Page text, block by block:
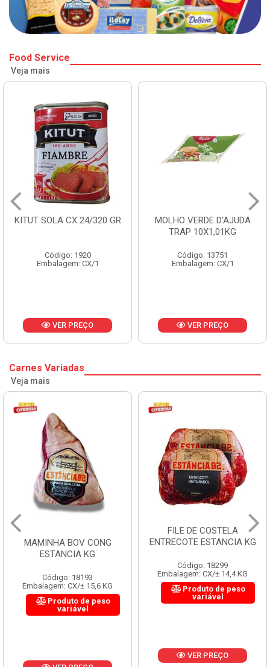
Food Service
Veja mais
320 GR
MOLHO VERDE D'AJUDA
Embalagem: CX/1
VER PREÇO
FRUTAS
VER
Carnes Variadas
Veja mais
MAMINHA BOV CONG
ESTANCIA KG
Código: 18193
Embalagem: CX/± 15,6 KG
Produto de peso
variável
FILE DE COSTELA
ENTRECOTE ESTANCIA KG
Código: 18299
Embalagem: CX/± 14,4 KG
Produto de peso
variável
VER PREÇO